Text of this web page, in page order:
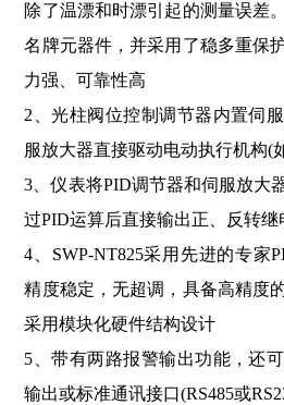
除了温漂和时漂引起的测量误差
名牌元器件，并采用了稳多重保
力强、可靠性高
2、光柱阀位控制调节器内置伺
服放大器直接驱动电动执行机构(
3、仪表将PID调节器和伺服放大
过PID运算后直接输出正、反转
4、SWP-NT825采用先进的专家
精度稳定，无超调，具备高精度
采用模块化硬件结构设计
5、带有两路报警输出功能，还
输出或标准通讯接口(RS485或